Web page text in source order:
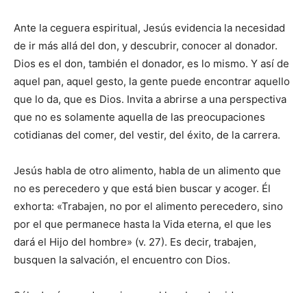
Ante la ceguera espiritual, Jesús evidencia la necesidad
de ir más allá del don, y descubrir, conocer al donador.
Dios es el don, también el donador, es lo mismo. Y así de
aquel pan, aquel gesto, la gente puede encontrar aquello
que lo da, que es Dios. Invita a abrirse a una perspectiva
que no es solamente aquella de las preocupaciones
cotidianas del comer, del vestir, del éxito, de la carrera.
Jesús habla de otro alimento, habla de un alimento que
no es perecedero y que está bien buscar y acoger. Él
exhorta: «Trabajen, no por el alimento perecedero, sino
por el que permanece hasta la Vida eterna, el que les
dará el Hijo del hombre» (v. 27). Es decir, trabajen,
busquen la salvación, el encuentro con Dios.